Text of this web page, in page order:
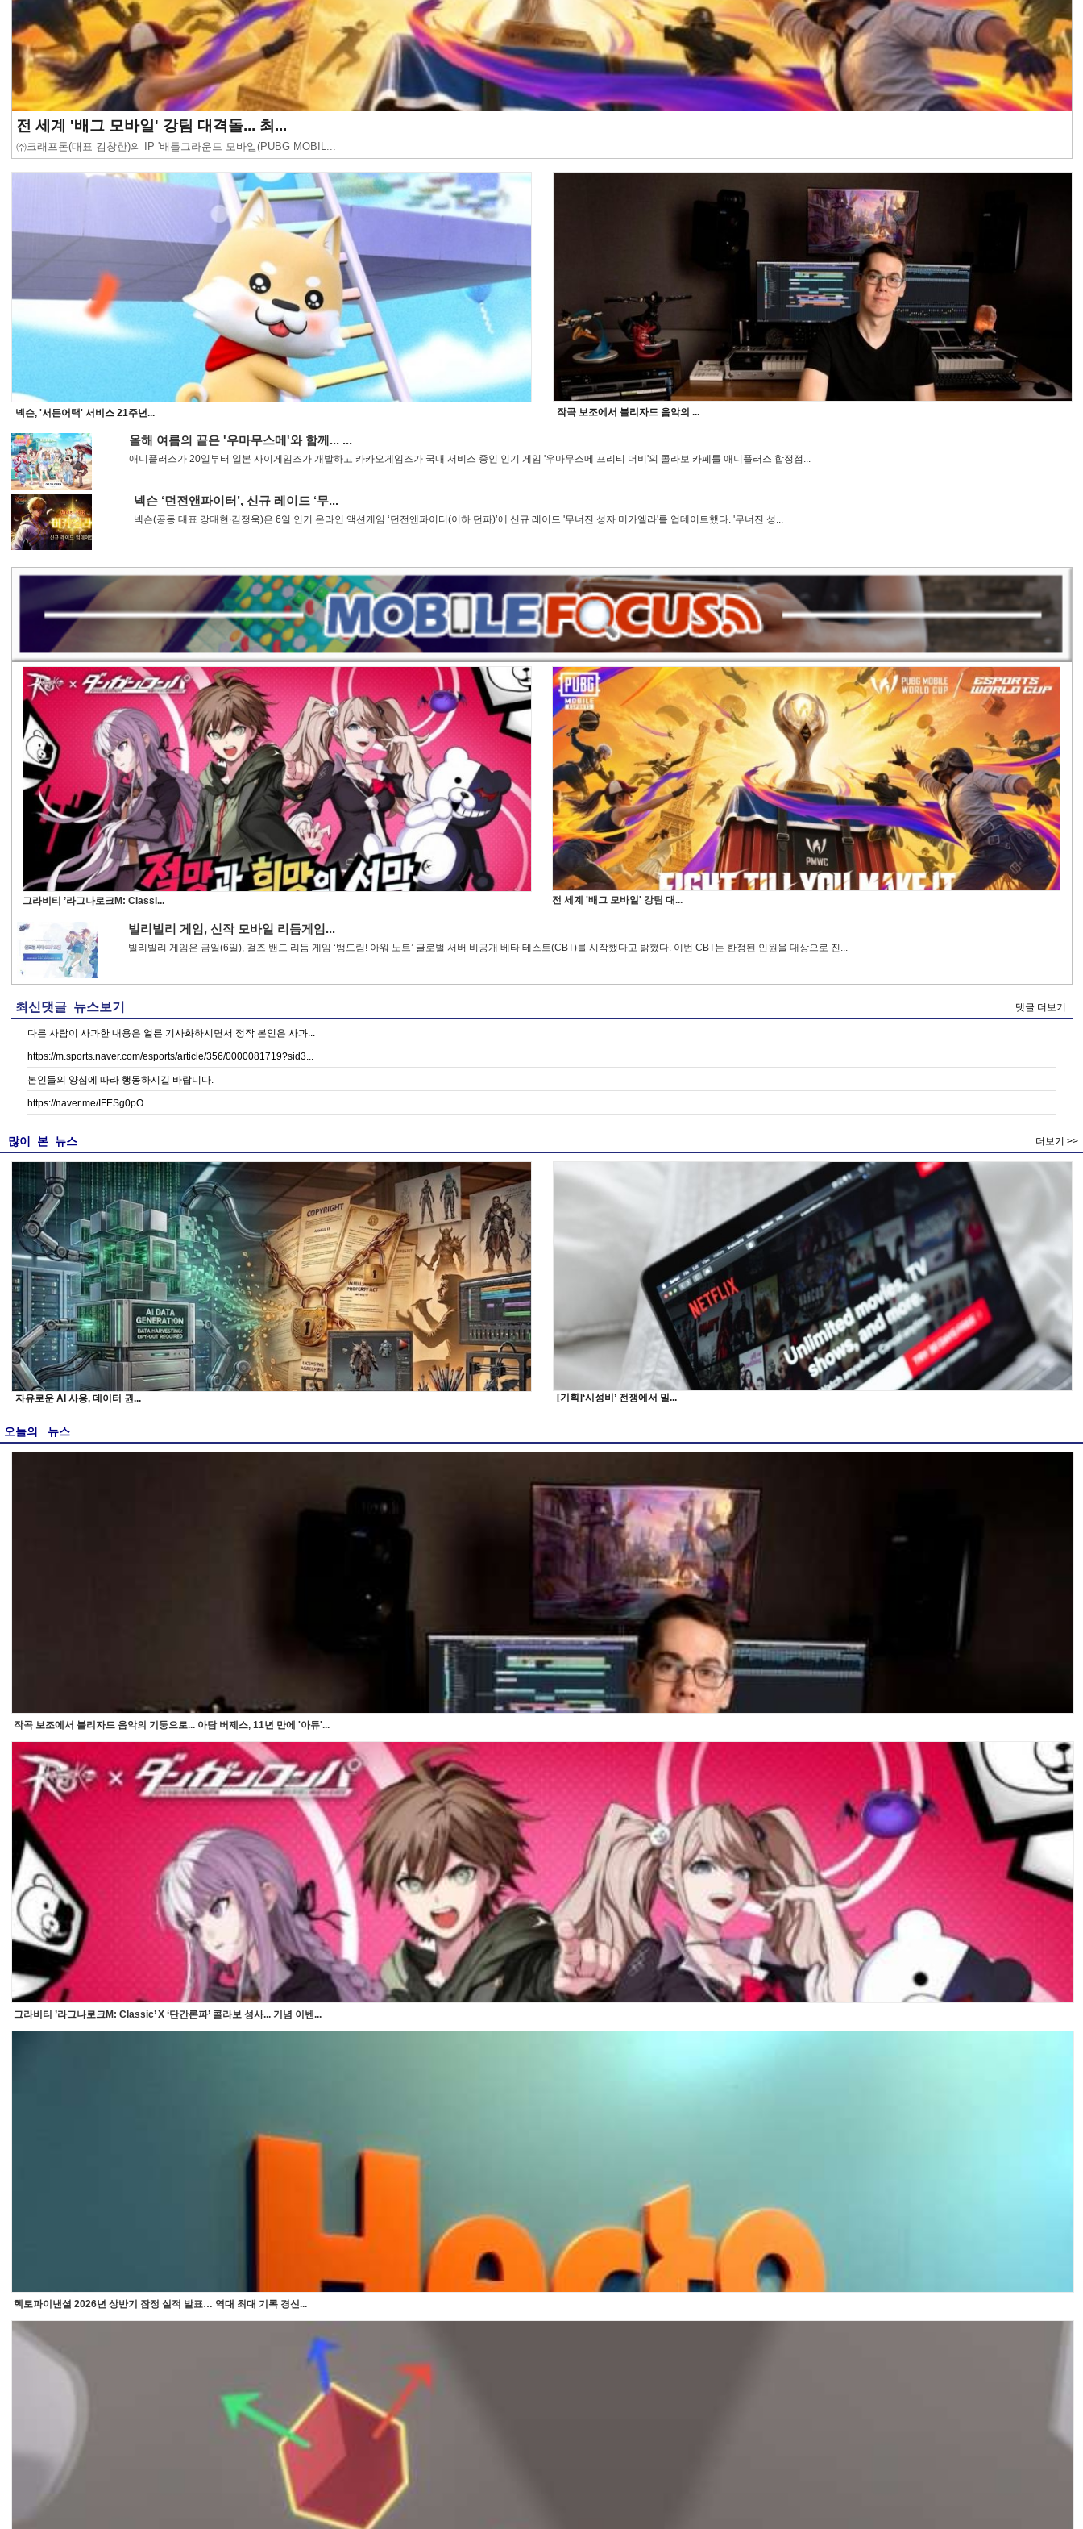
전 세계 '배그 모바일' 강팀 대격돌... 최...
㈜크래프톤(대표 김창한)의 IP '배틀그라운드 모바일(PUBG MOBIL...
넥슨, '서든어택' 서비스 21주년... 작곡 보조에서 블리자드 음악의 ...
올해 여름의 끝은 '우마무스메'와 함께... ...
애니플러스가 20일부터 일본 사이게임즈가 개발하고 카카오게임즈가 국내 서비스 중인 인기 게임 '우마무스메 프리티 더비'의 콜라보 카페를 애니플러스 합정점...
넥슨 ‘던전앤파이터’, 신규 레이드 ‘무...
넥슨(공동 대표 강대현∙김정욱)은 6일 인기 온라인 액션게임 ‘던전앤파이터(이하 던파)’에 신규 레이드 '무너진 성자 미카엘라'를 업데이트했다. '무너진 성...
그라비티 ’라그나로크M: Classi... 전 세계 '배그 모바일' 강팀 대...
빌리빌리 게임, 신작 모바일 리듬게임...
빌리빌리 게임은 금일(6일), 걸즈 밴드 리듬 게임 ‘뱅드림! 아워 노트’ 글로벌 서버 비공개 베타 테스트(CBT)를 시작했다고 밝혔다. 이번 CBT는 한정된 인원을 대상으로 진...
최신댓글 뉴스보기 댓글 더보기
다른 사람이 사과한 내용은 얼른 기사화하시면서 정작 본인은 사과...
https://m.sports.naver.com/esports/article/356/0000081719?sid3...
본인들의 양심에 따라 행동하시길 바랍니다.
https://naver.me/IFESg0pO
많이 본 뉴스 더보기 >>
자유로운 AI 사용, 데이터 권... [기획]‘시성비’ 전쟁에서 밀...
오늘의 뉴스
작곡 보조에서 블리자드 음악의 기둥으로... 아담 버제스, 11년 만에 '아듀'...
그라비티 ’라그나로크M: Classic’ X ‘단간론파’ 콜라보 성사... 기념 이벤...
헥토파이낸셜 2026년 상반기 잠정 실적 발표… 역대 최대 기록 경신...